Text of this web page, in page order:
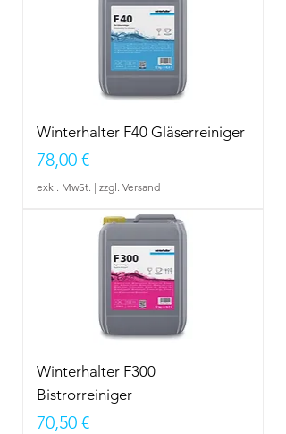
Winterhalter F40 Gläserreiniger
Preis
78,00 €
exkl. MwSt. | zzgl. Versand
Winterhalter F300
Bistrorreiniger
Preis
70,50 €